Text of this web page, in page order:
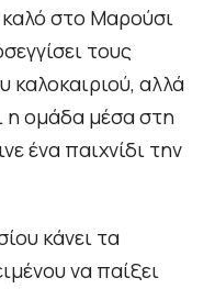
καλό στο Μαρούσι
τους
καλοκαιριού, αλλά
η ομάδα μέσα στη
ένα παιχνίδι την
κάνει τα
να παίξει